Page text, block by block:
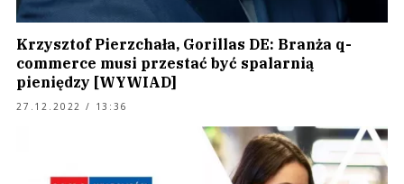
Krzysztof Pierzchała, Gorillas DE: Branża q-
commerce musi przestać być spalarnią
pieniędzy [WYWIAD]
27.12.2022 / 13:36